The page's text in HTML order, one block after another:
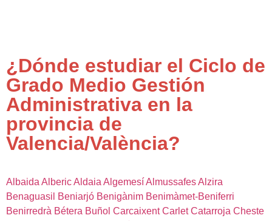
¿Dónde estudiar el Ciclo de
Grado Medio Gestión
Administrativa en la
provincia de
Valencia/València?
AlbaidaAlbericAldaiaAlgemesíAlmussafesAlzira
Benaguasil
Beniarjó Benigànim Benimàmet-Beniferri
Benirredrà Bétera Buñol Carcaixent Carlet Catarroja Cheste